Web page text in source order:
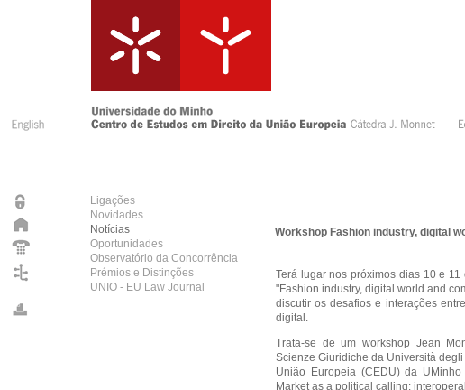
Ligações
Novidades
Notícias
Oportunidades
Observatório da Concorrência
Prémios e Distinções
UNIO - EU Law Journal
Workshop Fashion industry, digital
Terá lugar nos próximos dias 10 e
"Fashion industry, digital world and
discutir os desafios e interações
digital.
Trata-se de um workshop Jean
Scienze Giuridiche da Università
União Europeia (CEDU) da
Market as a political calling: